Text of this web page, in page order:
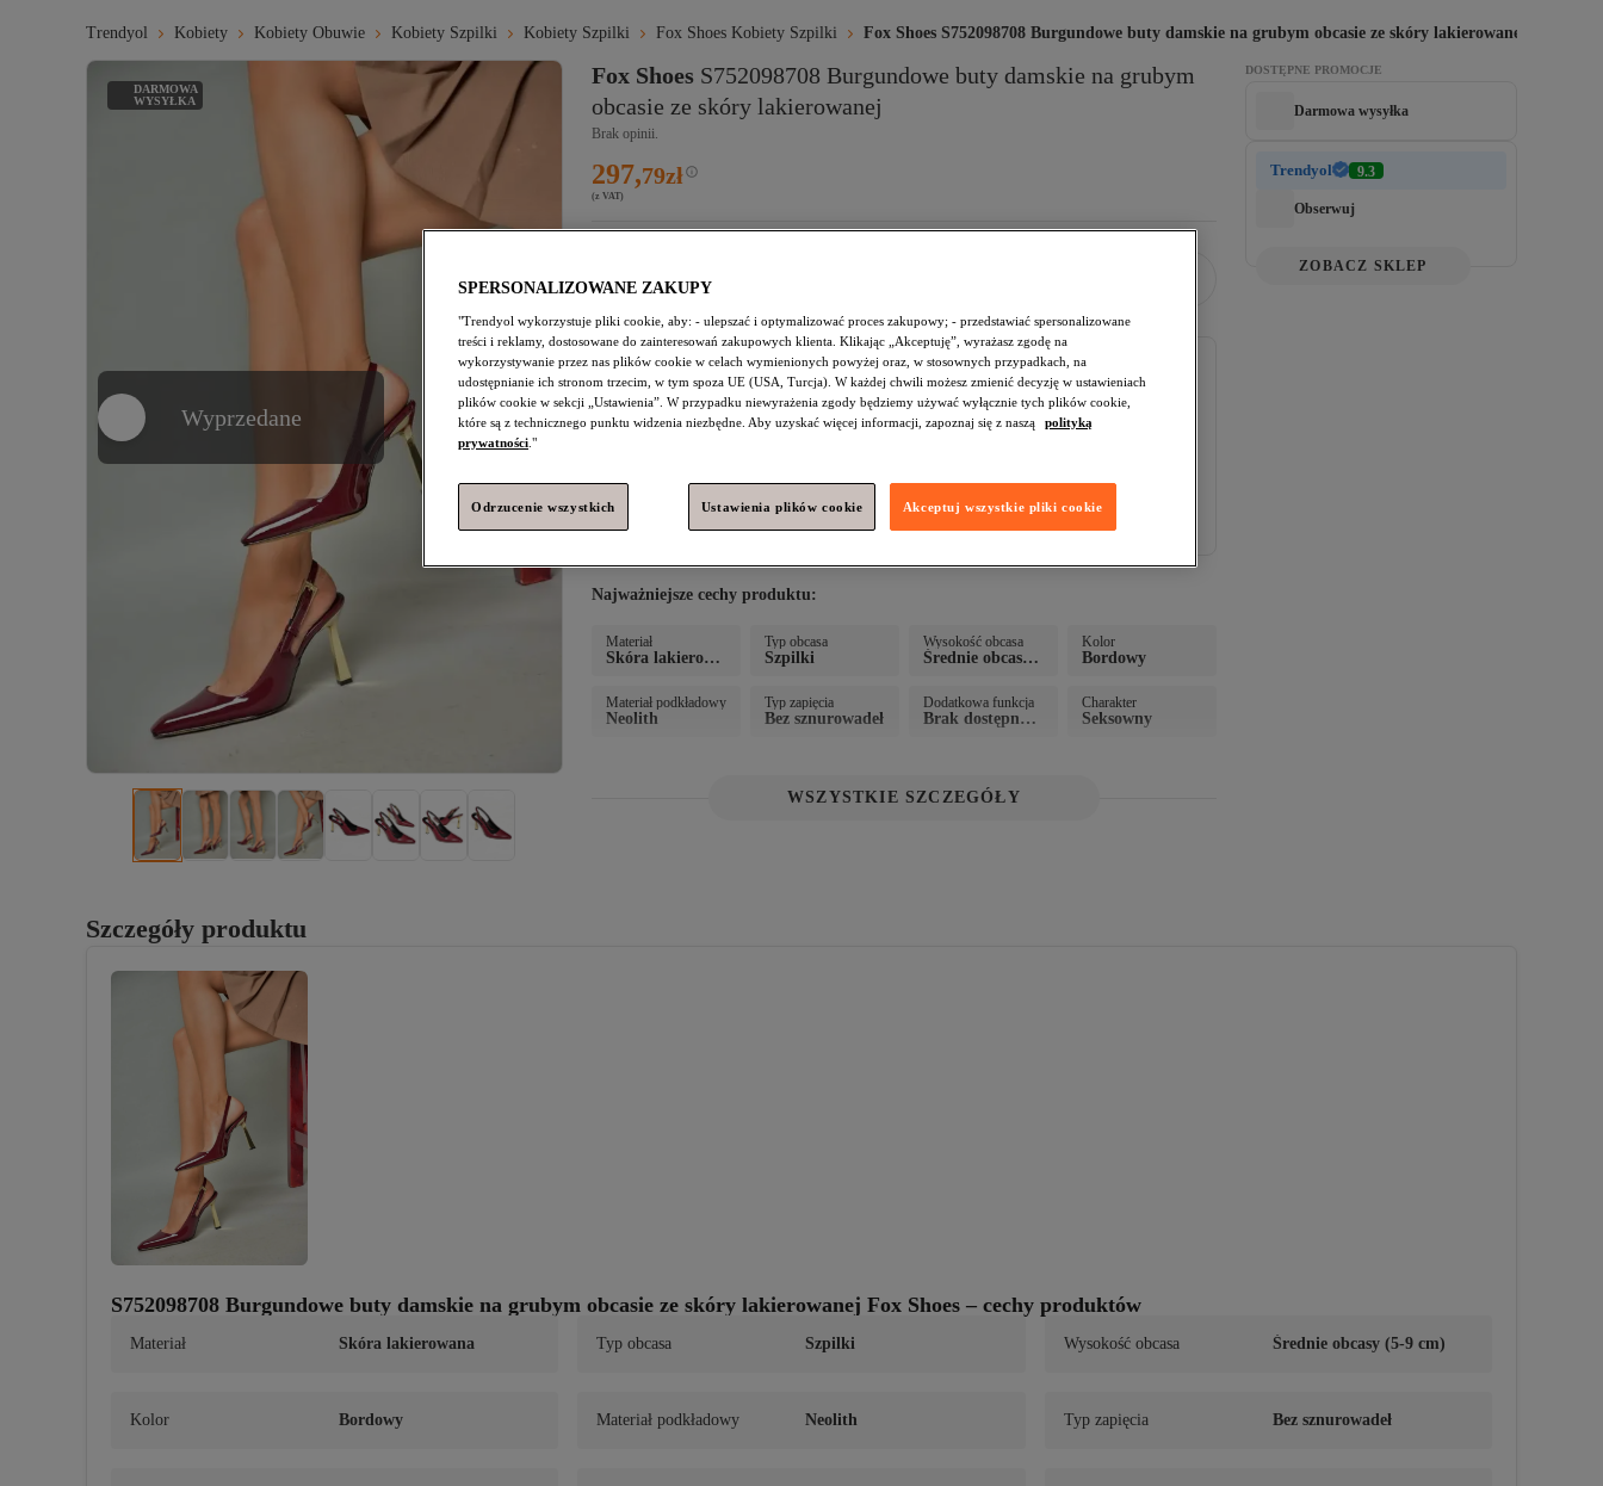
Trendyol Kobiety Kobiety Obuwie Kobiety Szpilki Kobiety Szpilki Fox Shoes Kobiety Szpilki Fox Shoes S752098708 Burgundowe buty damskie na grubym obcasie ze skóry lakierowanej
DARMOWA
WYSYŁKA
Wyprzedane
Fox Shoes S752098708 Burgundowe buty damskie na grubym
obcasie ze skóry lakierowanej
Brak opinii.
297,79zł
(z VAT)
Darmowa dostawa
Szacowana data dostawy:
Rodzaj dostawy
Dostawa za granicę
Nasze zobowiązania
Najważniejsze cechy produktu:
Materiał
Skóra lakierowa
Typ obcasa
Szpilki
Wysokość obcasa
Średnie obcasy
Kolor
Bordowy
Materiał podkładowy
Neolith
Typ zapięcia
Bez sznurowadeł
Dodatkowa funkcja
Brak dostępnyc
Charakter
Seksowny
WSZYSTKIE SZCZEGÓŁY
DOSTĘPNE PROMOCJE
Darmowa wysyłka
Trendyol 9.3
Obserwuj
ZOBACZ SKLEP
Szczegóły produktu
S752098708 Burgundowe buty damskie na grubym obcasie ze skóry lakierowanej Fox Shoes – cechy produktów
Materiał Skóra lakierowana Typ obcasa Szpilki Wysokość obcasa Średnie obcasy (5-9 cm)
Kolor Bordowy Materiał podkładowy Neolith Typ zapięcia Bez sznurowadeł
SPERSONALIZOWANE ZAKUPY
"Trendyol wykorzystuje pliki cookie, aby: - ulepszać i optymalizować proces zakupowy; - przedstawiać spersonalizowane
treści i reklamy, dostosowane do zainteresowań zakupowych klienta. Klikając „Akceptuję”, wyrażasz zgodę na
wykorzystywanie przez nas plików cookie w celach wymienionych powyżej oraz, w stosownych przypadkach, na
udostępnianie ich stronom trzecim, w tym spoza UE (USA, Turcja). W każdej chwili możesz zmienić decyzję w ustawieniach
plików cookie w sekcji „Ustawienia”. W przypadku niewyrażenia zgody będziemy używać wyłącznie tych plików cookie,
które są z technicznego punktu widzenia niezbędne. Aby uzyskać więcej informacji, zapoznaj się z naszą
polityką
prywatności ."
Odrzucenie wszystkich Ustawienia plików cookie Akceptuj wszystkie pliki cookie